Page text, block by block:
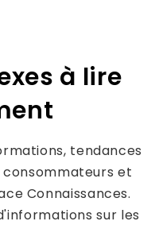
à lire
tendances
consommateurs et
Connaissances.
sur les